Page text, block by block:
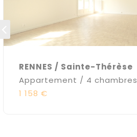
RENNES / Sainte-Thérèse
Appartement / 4 chambres
1 158 €